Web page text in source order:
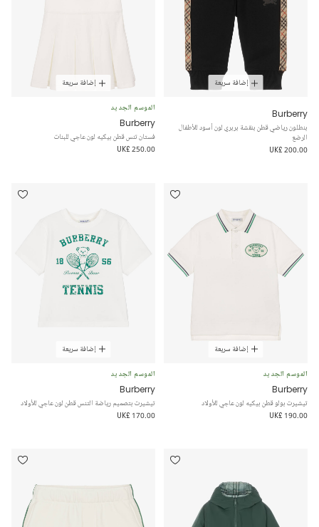
إضافة سريعة
Burberry
بنطلون رياضي قطن بنقشة بربري لون أسود للأطفال
الرضع
UK£ 200.00
إضافة سريعة
الموسم الجديد
Burberry
فستان تنس قطن بيكيه لون عاجي للبنات
UK£ 250.00
إضافة سريعة
الموسم الجديد
Burberry
تيشيرت بولو قطن بيكيه لون عاجي للأولاد
UK£ 190.00
إضافة سريعة
الموسم الجديد
Burberry
تيشيرت بتصميم رياضة التنس قطن لون عاجي للأولاد
UK£ 170.00